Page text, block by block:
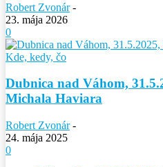
Robert Zvonár -
23. mája 2026
0
Kde, kedy, čo
Dubnica nad Váhom,
Michala Haviara
Robert Zvonár -
24. mája 2025
0